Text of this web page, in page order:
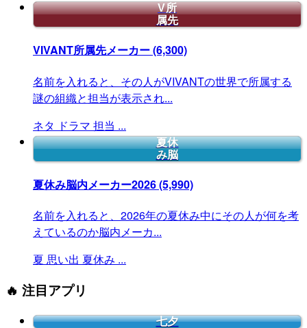
V所
属先
VIVANT所属先メーカー(6,300)
名前を入れると、その人がVIVANTの世界で所属する
謎の組織と担当が表示され...
ネタ ドラマ 担当 ...
夏休
み脳
夏休み脳内メーカー2026(5,990)
名前を入れると、2026年の夏休み中にその人が何を考
えているのか脳内メーカ...
夏 思い出 夏休み ...
🔥 注目アプリ
七夕